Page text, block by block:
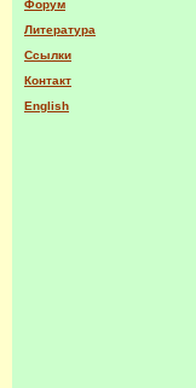
Форум
Литература
Ссылки
Контакт
English